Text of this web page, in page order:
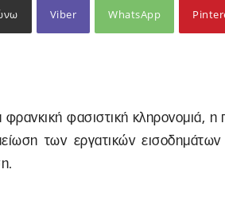
Viber WhatsApp
φρανκική φασιστική κληρονομιά,
των εργατικών εισοδημάτων